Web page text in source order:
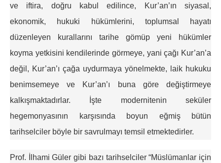
ve iftira, doğru kabul edilince, Kur’an’ın siyasal,
ekonomik, hukuki hükümlerini, toplumsal hayatı
düzenleyen kurallarını tarihe gömüp yeni hükümler
koyma yetkisini kendilerinde görmeye, yani çağı Kur’an’a
değil, Kur’an’ı çağa uydurmaya yönelmekte, laik hukuku
benimsemeye ve Kur’an’ı buna göre değiştirmeye
kalkışmaktadırlar. İşte modernitenin seküler
hegemonyasının karşısında boyun eğmiş bütün
tarihselciler böyle bir savrulmayı temsil etmektedirler.
Prof. İlhami Güler gibi bazı tarihselciler “Müslümanlar için